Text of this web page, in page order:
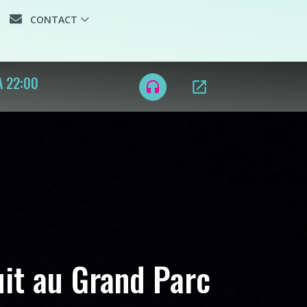
CONTACT
AÉROPLANE
headset open_in_new
au Grand Parc